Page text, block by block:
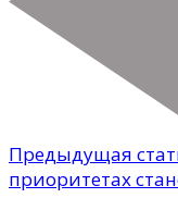
Предыдущая
приоритетах